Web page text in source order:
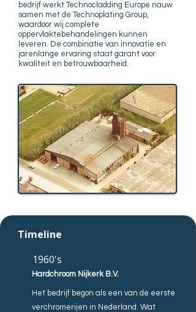
bedrijf werkt Technocladding Europe nauw
samen met de Technoplating Group,
waardoor wij complete
oppervlaktebehandelingen kunnen
leveren. De combinatie van innovatie en
jarenlange ervaring staat garant voor
kwaliteit en betrouwbaarheid.
Timeline
1960's
Hardchroom Nijkerk B.V.
Het bedrijf begon als een van de eerste
verchromerijen in Nederland. Wat